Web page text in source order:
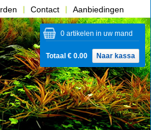
Contact
Aanbiedingen
0 artikelen in uw mand
Totaal € 0.00 Naar kassa